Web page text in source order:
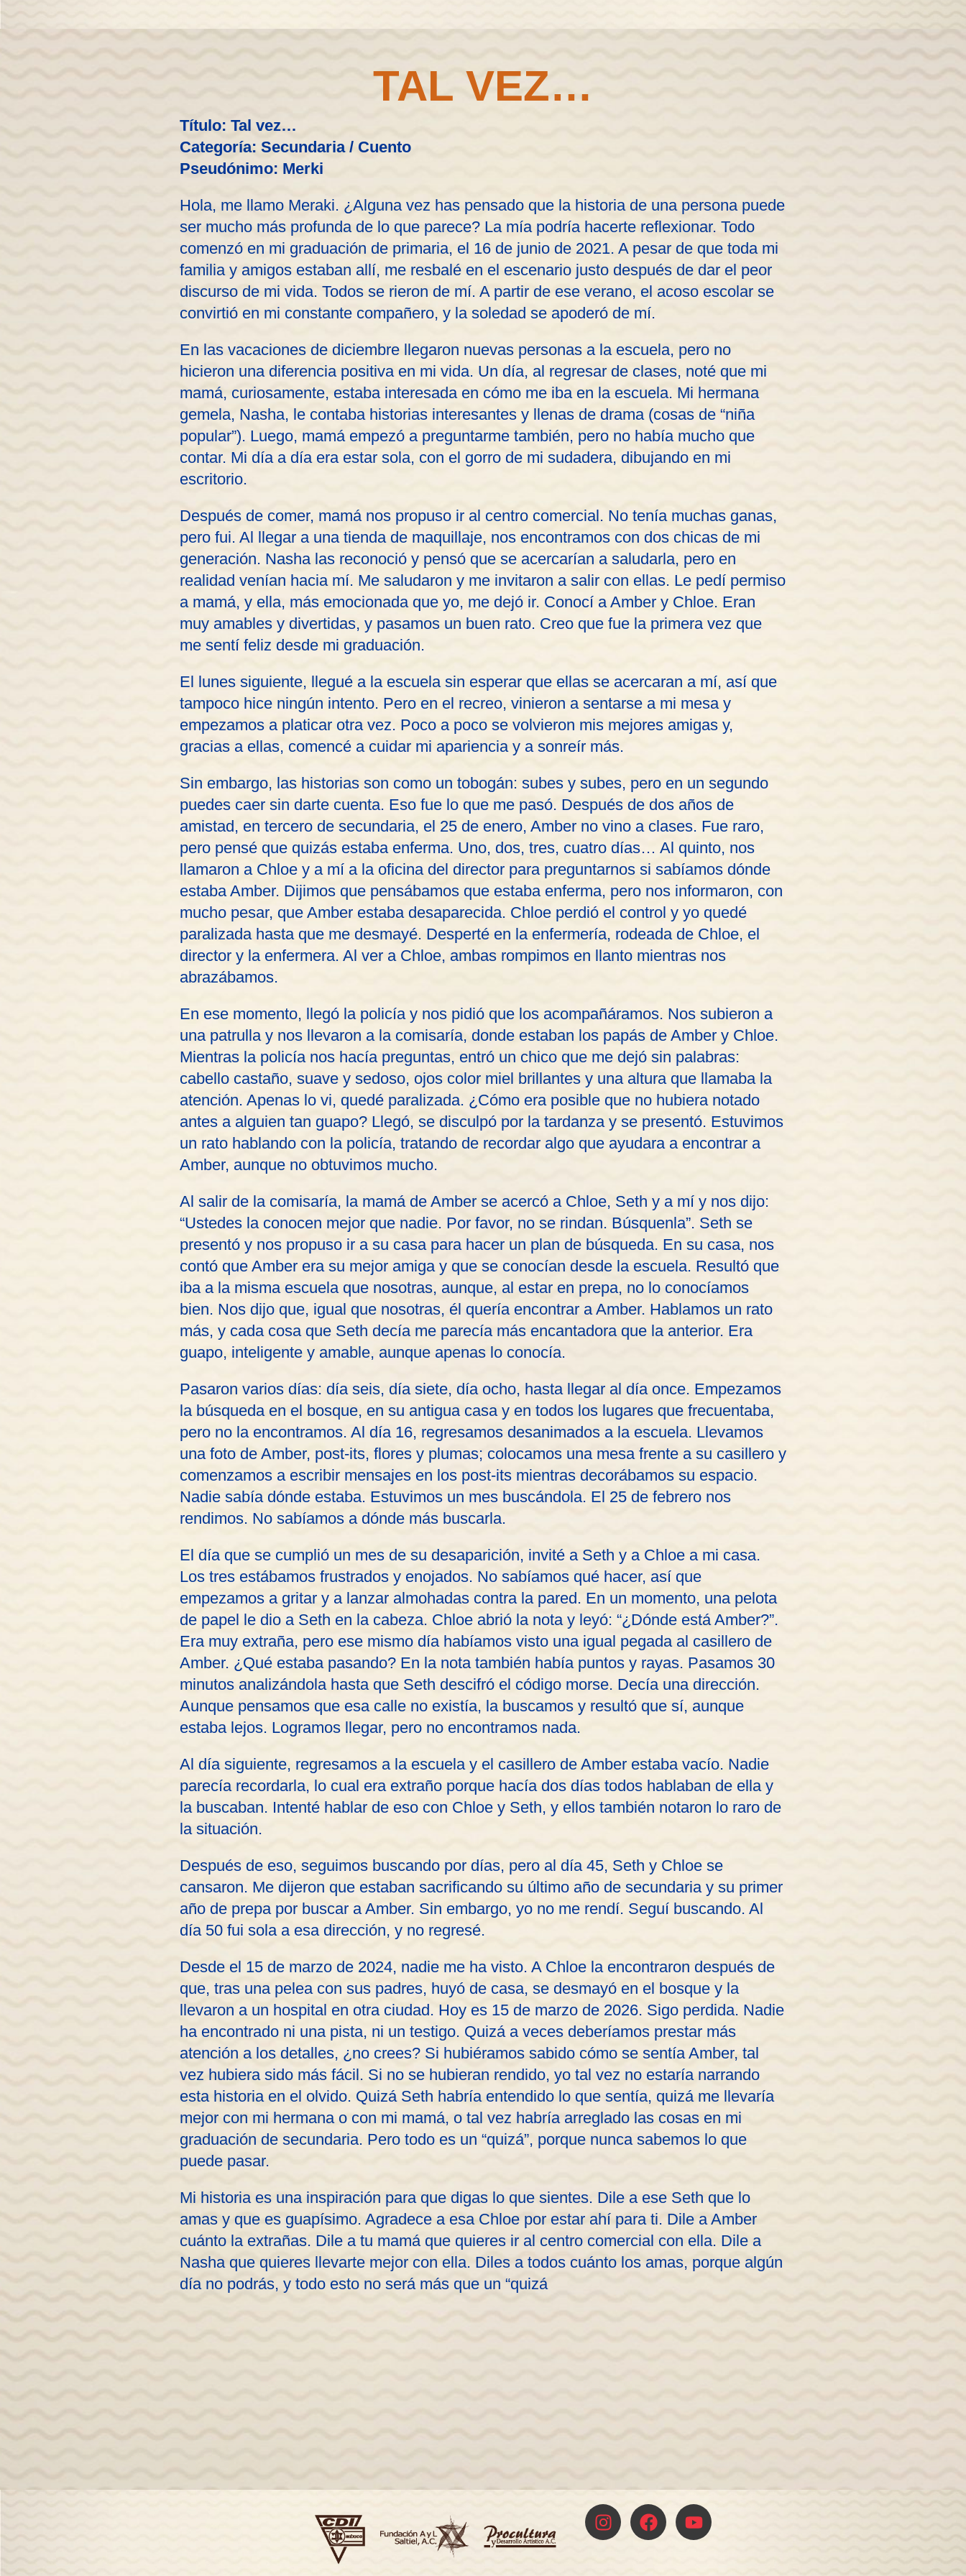
TAL VEZ…
Título: Tal vez…
Categoría: Secundaria / Cuento
Pseudónimo: Merki
Hola, me llamo Meraki. ¿Alguna vez has pensado que la historia de una persona puede
ser mucho más profunda de lo que parece? La mía podría hacerte reflexionar. Todo
comenzó en mi graduación de primaria, el 16 de junio de 2021. A pesar de que toda mi
familia y amigos estaban allí, me resbalé en el escenario justo después de dar el peor
discurso de mi vida. Todos se rieron de mí. A partir de ese verano, el acoso escolar se
convirtió en mi constante compañero, y la soledad se apoderó de mí.
En las vacaciones de diciembre llegaron nuevas personas a la escuela, pero no
hicieron una diferencia positiva en mi vida. Un día, al regresar de clases, noté que mi
mamá, curiosamente, estaba interesada en cómo me iba en la escuela. Mi hermana
gemela, Nasha, le contaba historias interesantes y llenas de drama (cosas de “niña
popular”). Luego, mamá empezó a preguntarme también, pero no había mucho que
contar. Mi día a día era estar sola, con el gorro de mi sudadera, dibujando en mi
escritorio.
Después de comer, mamá nos propuso ir al centro comercial. No tenía muchas ganas,
pero fui. Al llegar a una tienda de maquillaje, nos encontramos con dos chicas de mi
generación. Nasha las reconoció y pensó que se acercarían a saludarla, pero en
realidad venían hacia mí. Me saludaron y me invitaron a salir con ellas. Le pedí permiso
a mamá, y ella, más emocionada que yo, me dejó ir. Conocí a Amber y Chloe. Eran
muy amables y divertidas, y pasamos un buen rato. Creo que fue la primera vez que
me sentí feliz desde mi graduación.
El lunes siguiente, llegué a la escuela sin esperar que ellas se acercaran a mí, así que
tampoco hice ningún intento. Pero en el recreo, vinieron a sentarse a mi mesa y
empezamos a platicar otra vez. Poco a poco se volvieron mis mejores amigas y,
gracias a ellas, comencé a cuidar mi apariencia y a sonreír más.
Sin embargo, las historias son como un tobogán: subes y subes, pero en un segundo
puedes caer sin darte cuenta. Eso fue lo que me pasó. Después de dos años de
amistad, en tercero de secundaria, el 25 de enero, Amber no vino a clases. Fue raro,
pero pensé que quizás estaba enferma. Uno, dos, tres, cuatro días… Al quinto, nos
llamaron a Chloe y a mí a la oficina del director para preguntarnos si sabíamos dónde
estaba Amber. Dijimos que pensábamos que estaba enferma, pero nos informaron, con
mucho pesar, que Amber estaba desaparecida. Chloe perdió el control y yo quedé
paralizada hasta que me desmayé. Desperté en la enfermería, rodeada de Chloe, el
director y la enfermera. Al ver a Chloe, ambas rompimos en llanto mientras nos
abrazábamos.
En ese momento, llegó la policía y nos pidió que los acompañáramos. Nos subieron a
una patrulla y nos llevaron a la comisaría, donde estaban los papás de Amber y Chloe.
Mientras la policía nos hacía preguntas, entró un chico que me dejó sin palabras:
cabello castaño, suave y sedoso, ojos color miel brillantes y una altura que llamaba la
atención. Apenas lo vi, quedé paralizada. ¿Cómo era posible que no hubiera notado
antes a alguien tan guapo? Llegó, se disculpó por la tardanza y se presentó. Estuvimos
un rato hablando con la policía, tratando de recordar algo que ayudara a encontrar a
Amber, aunque no obtuvimos mucho.
Al salir de la comisaría, la mamá de Amber se acercó a Chloe, Seth y a mí y nos dijo:
“Ustedes la conocen mejor que nadie. Por favor, no se rindan. Búsquenla”. Seth se
presentó y nos propuso ir a su casa para hacer un plan de búsqueda. En su casa, nos
contó que Amber era su mejor amiga y que se conocían desde la escuela. Resultó que
iba a la misma escuela que nosotras, aunque, al estar en prepa, no lo conocíamos
bien. Nos dijo que, igual que nosotras, él quería encontrar a Amber. Hablamos un rato
más, y cada cosa que Seth decía me parecía más encantadora que la anterior. Era
guapo, inteligente y amable, aunque apenas lo conocía.
Pasaron varios días: día seis, día siete, día ocho, hasta llegar al día once. Empezamos
la búsqueda en el bosque, en su antigua casa y en todos los lugares que frecuentaba,
pero no la encontramos. Al día 16, regresamos desanimados a la escuela. Llevamos
una foto de Amber, post-its, flores y plumas; colocamos una mesa frente a su casillero y
comenzamos a escribir mensajes en los post-its mientras decorábamos su espacio.
Nadie sabía dónde estaba. Estuvimos un mes buscándola. El 25 de febrero nos
rendimos. No sabíamos a dónde más buscarla.
El día que se cumplió un mes de su desaparición, invité a Seth y a Chloe a mi casa.
Los tres estábamos frustrados y enojados. No sabíamos qué hacer, así que
empezamos a gritar y a lanzar almohadas contra la pared. En un momento, una pelota
de papel le dio a Seth en la cabeza. Chloe abrió la nota y leyó: “¿Dónde está Amber?”.
Era muy extraña, pero ese mismo día habíamos visto una igual pegada al casillero de
Amber. ¿Qué estaba pasando? En la nota también había puntos y rayas. Pasamos 30
minutos analizándola hasta que Seth descifró el código morse. Decía una dirección.
Aunque pensamos que esa calle no existía, la buscamos y resultó que sí, aunque
estaba lejos. Logramos llegar, pero no encontramos nada.
Al día siguiente, regresamos a la escuela y el casillero de Amber estaba vacío. Nadie
parecía recordarla, lo cual era extraño porque hacía dos días todos hablaban de ella y
la buscaban. Intenté hablar de eso con Chloe y Seth, y ellos también notaron lo raro de
la situación.
Después de eso, seguimos buscando por días, pero al día 45, Seth y Chloe se
cansaron. Me dijeron que estaban sacrificando su último año de secundaria y su primer
año de prepa por buscar a Amber. Sin embargo, yo no me rendí. Seguí buscando. Al
día 50 fui sola a esa dirección, y no regresé.
Desde el 15 de marzo de 2024, nadie me ha visto. A Chloe la encontraron después de
que, tras una pelea con sus padres, huyó de casa, se desmayó en el bosque y la
llevaron a un hospital en otra ciudad. Hoy es 15 de marzo de 2026. Sigo perdida. Nadie
ha encontrado ni una pista, ni un testigo. Quizá a veces deberíamos prestar más
atención a los detalles, ¿no crees? Si hubiéramos sabido cómo se sentía Amber, tal
vez hubiera sido más fácil. Si no se hubieran rendido, yo tal vez no estaría narrando
esta historia en el olvido. Quizá Seth habría entendido lo que sentía, quizá me llevaría
mejor con mi hermana o con mi mamá, o tal vez habría arreglado las cosas en mi
graduación de secundaria. Pero todo es un “quizá”, porque nunca sabemos lo que
puede pasar.
Mi historia es una inspiración para que digas lo que sientes. Dile a ese Seth que lo
amas y que es guapísimo. Agradece a esa Chloe por estar ahí para ti. Dile a Amber
cuánto la extrañas. Dile a tu mamá que quieres ir al centro comercial con ella. Dile a
Nasha que quieres llevarte mejor con ella. Diles a todos cuánto los amas, porque algún
día no podrás, y todo esto no será más que un “quizá